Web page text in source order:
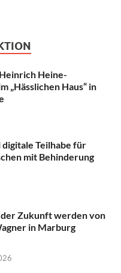
Heine-
„Hässlichen Haus“ in
Teilhabe für
mit Behinderung
Zukunft werden von
in Marburg